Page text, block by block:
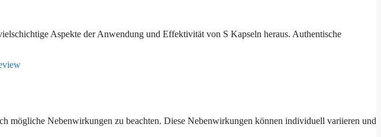
Aspekte der Anwendung und Effektivität von S Kapseln heraus. Authentische
mögliche Nebenwirkungen zu beachten. Diese Nebenwirkungen können individuell variieren und